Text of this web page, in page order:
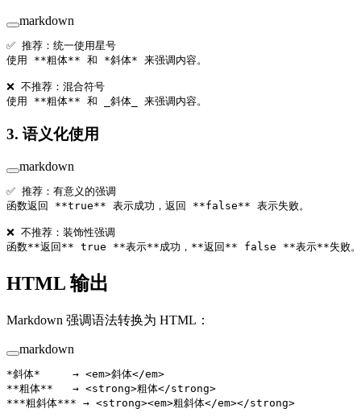
markdown
✅ 推荐：统一使用星号
使用 **粗体** 和 *斜体* 来强调内容。
❌ 不推荐：混合符号
使用 **粗体** 和 _斜体_ 来强调内容。
3. 语义化使用
markdown
✅ 推荐：有意义的强调
函数返回 **true** 表示成功，返回 **false** 表示失败。
❌ 不推荐：装饰性强调
函数**返回** true **表示**成功， **返回** false **表示**失败。
HTML 输出
Markdown 强调语法转换为 HTML：
markdown
*斜体*
     → <
em>斜体</em>
**粗体**
   → <
strong>粗体</strong>
***粗斜体*** → <strong><em>粗斜体</em></strong>